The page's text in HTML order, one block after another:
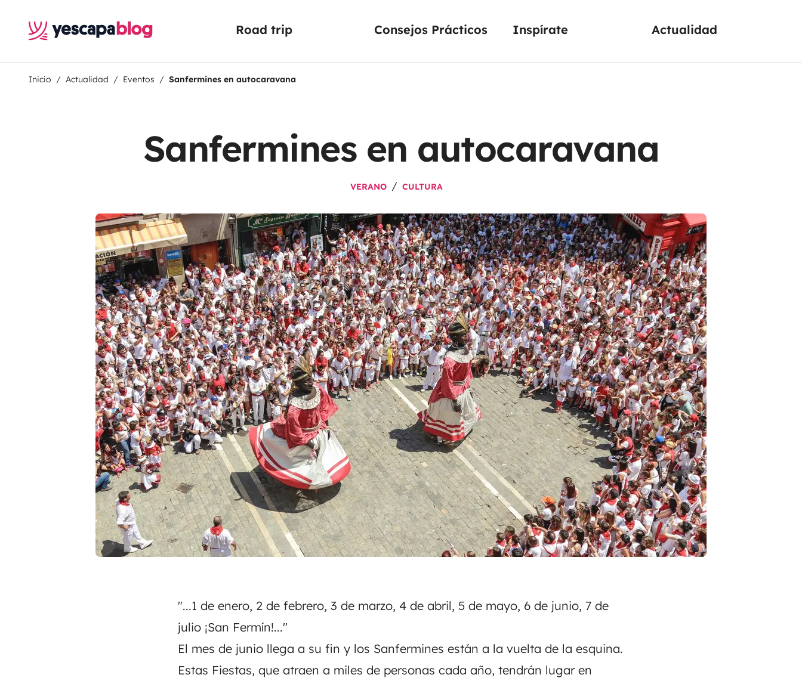
Road trip Consejos Prácticos Inspírate Actualidad
Inicio Actualidad Eventos Sanfermines en autocaravana
Sanfermines en autocaravana
VERANO CULTURA
"...1 de enero, 2 de febrero, 3 de marzo, 4 de abril, 5 de mayo, 6 de junio, 7 de
julio ¡San Fermín!..."
El mes de junio llega a su fin y los Sanfermines están a la vuelta de la esquina.
Estas Fiestas, que atraen a miles de personas cada año, tendrán lugar en